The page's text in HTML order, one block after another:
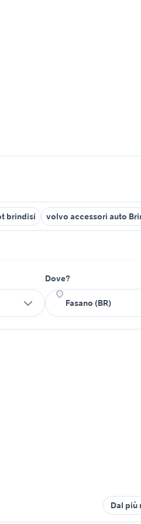
brindisi volvo accessori auto
Dove?
Dal più